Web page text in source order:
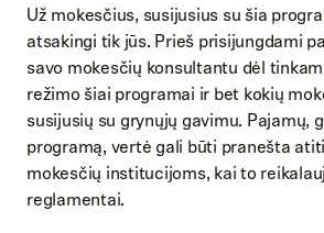
Už mokesčius, susijusius su šia
atsakingi tik jūs. Prieš prisijungdami
savo mokesčių konsultantu dėl
režimo šiai programai ir bet kokių
susijusių su grynųjų gavimu. Pajamų,
programą, vertė gali būti pranešta
mokesčių institucijoms, kai to
reglamentai.